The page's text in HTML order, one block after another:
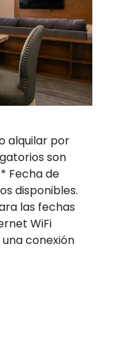
alquilar por
son
Fecha de
disponibles.
las fechas
WiFi
conexión